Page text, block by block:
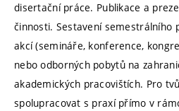
disertační práce. Publikace a
činnosti. Sestavení semestrálního
akcí (semináře, konference,
nebo odborných pobytů na
akademických pracovištích. Pro
spolupracovat s praxí přímo v